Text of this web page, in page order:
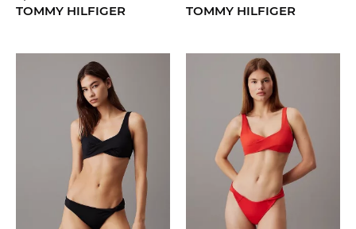
TOMMY HILFIGER
TOMMY HILFIGER